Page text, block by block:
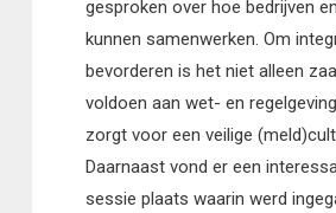
gesproken over hoe bedrijven
kunnen samenwerken. Om
bevorderen is het niet alleen
voldoen aan wet- en
zorgt voor een veilige
Daarnaast vond er een
sessie plaats waarin werd